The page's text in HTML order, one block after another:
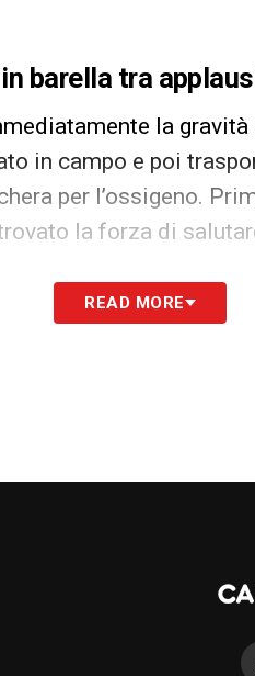
barella tra
la
in campo e poi
per l’ossigeno.
la forza di
le novità del
canadese: «
il gol al
ore. Una notizia
READ MORE